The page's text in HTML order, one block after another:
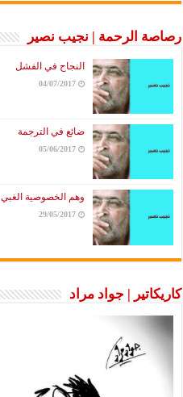
رصاصة الرحمة | نجيب نصير
النجاح في الفشل
04/07/2017
ضائع في الترجمة
05/06/2017
وهم الخصوصية الغبي
29/05/2017
كاريكاتير | جواد مراد